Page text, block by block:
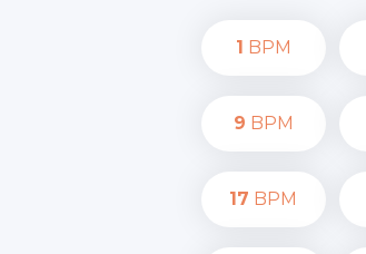
1 BPM
9 BPM
17 BPM